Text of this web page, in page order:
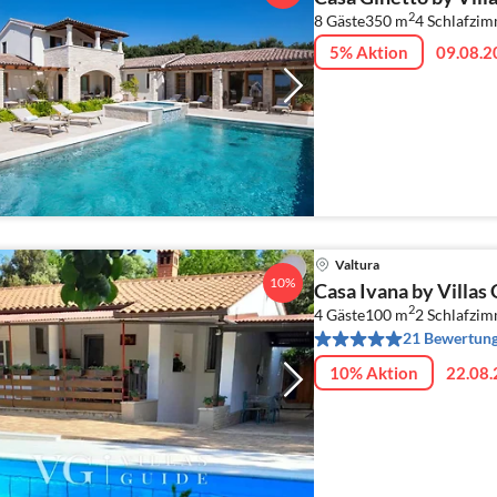
8 Gäste350 m24
5% Aktion
10%
Valtura
Casa Ivana by Villas
4 Gäste100 m22
21
10% Aktion